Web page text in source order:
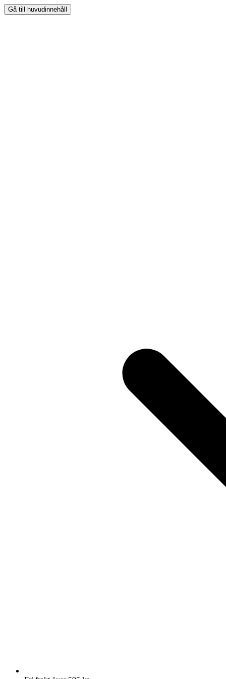
Gå till huvudinnehåll